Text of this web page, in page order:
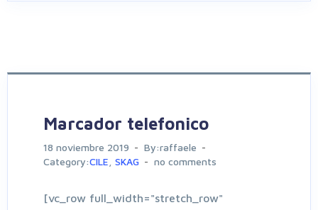
Marcador telefonico
18 noviembre 2019
By:raffaele
Category:CILE SKAG no comments
[vc_row full_width="stretch_row"